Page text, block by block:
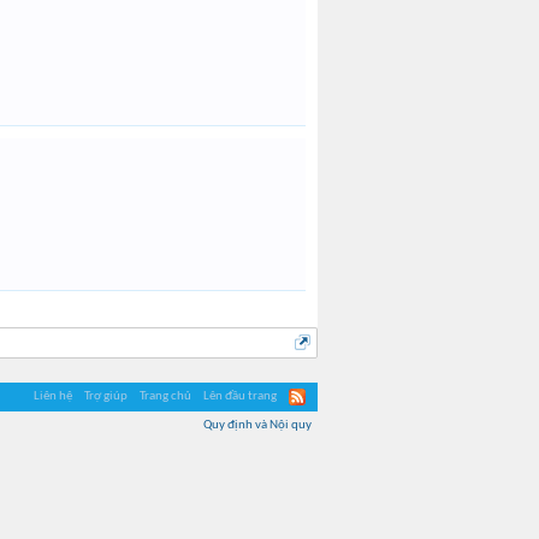
Liên hệ Trợ giúp Trang chủ Lên đầu trang
Quy định và Nội quy